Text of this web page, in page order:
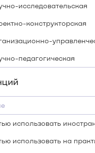
исследовательская
конструкторская
педагогическая
использовать
использовать на